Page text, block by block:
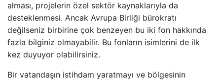
alması, projelerin özel sektör kaynaklarıyla da
desteklenmesi. Ancak Avrupa Birliği bürokratı
değilseniz birbirine çok benzeyen bu iki fon hakkında
fazla bilginiz olmayabilir. Bu fonların isimlerini de ilk
kez duyuyor olabilirsiniz.
Bir vatandaşın istihdam yaratmayı ve bölgesinin